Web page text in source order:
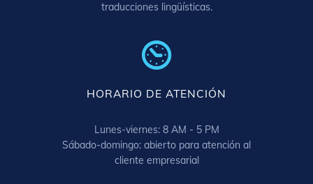
traducciones lingüísticas.
HORARIO DE ATENCIÓN
Lunes-viernes: 8 AM - 5 PM
Sábado-domingo: abierto para atención al
cliente empresarial